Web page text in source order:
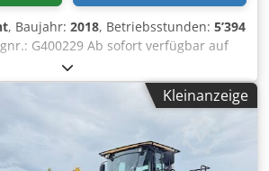
, Baujahr: 2018, Betriebsstunden: 5’394
G400229 Ab sofort verfügbar auf
Mehr INFO unter: * Luis
Deutsch CAT 323
t | Baujahr 2018 | 5.394
Verkauf steht ein gebrauchter CAT
dem Baujahr 2018. Mit einem
22.800 kg eignet sich die Maschine
Kleinanzeige